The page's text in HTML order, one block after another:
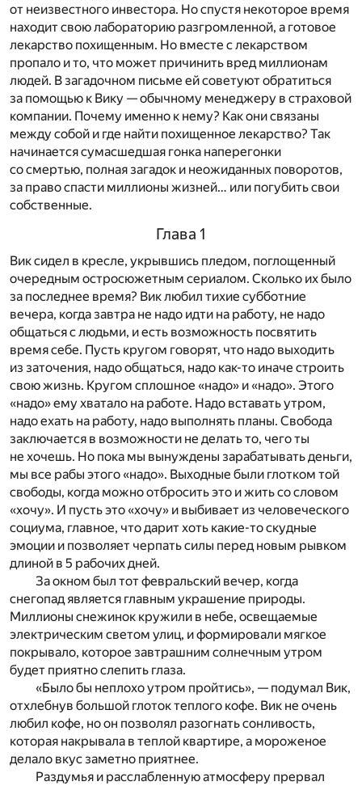
от неизвестного инвестора. Но спустя некоторое время
находит свою лабораторию разгромленной, а готовое
лекарство похищенным. Но вместе с лекарством
пропало и то, что может причинить вред миллионам
людей. В загадочном письме ей советуют обратиться
за помощью к Вику — обычному менеджеру в страховой
компании. Почему именно к нему? Как они связаны
между собой и где найти похищенное лекарство? Так
начинается сумасшедшая гонка наперегонки
со смертью, полная загадок и неожиданных поворотов,
за право спасти миллионы жизней… или погубить свои
собственные.
Глава 1
Вик сидел в кресле, укрывшись пледом, поглощенный
очередным остросюжетным сериалом. Сколько их было
за последнее время? Вик любил тихие субботние
вечера, когда завтра не надо идти на работу, не надо
общаться с людьми, и есть возможность посвятить
время себе. Пусть кругом говорят, что надо выходить
из заточения, надо общаться, надо как-то иначе строить
свою жизнь. Кругом сплошное «надо» и «надо». Этого
«надо» ему хватало на работе. Надо вставать утром,
надо ехать на работу, надо выполнять планы. Свобода
заключается в возможности не делать то, чего ты
не хочешь. Но пока мы вынуждены зарабатывать деньги,
мы все рабы этого «надо». Выходные были глотком той
свободы, когда можно отбросить это и жить со словом
«хочу». И пусть это «хочу» и выбивает из человеческого
социума, главное, что дарит хоть какие-то скудные
эмоции и позволяет черпать силы перед новым рывком
длиной в 5 рабочих дней.
За окном был тот февральский вечер, когда
снегопад является главным украшение природы.
Миллионы снежинок кружили в небе, освещаемые
электрическим светом улиц, и формировали мягкое
покрывало, которое завтрашним солнечным утром
будет приятно слепить глаза.
«Было бы неплохо утром пройтись», — подумал Вик,
отхлебнув большой глоток теплого кофе. Вик не очень
любил кофе, но он позволял разогнать сонливость,
которая накрывала в теплой квартире, а мороженое
делало вкус заметно приятнее.
Раздумья и расслабленную атмосферу прервал